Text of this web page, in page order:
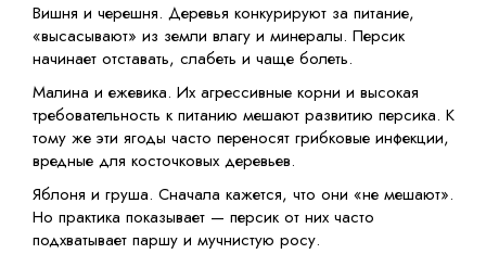
Вишня и черешня. Деревья конкурируют за питание,
«высасывают» из земли влагу и минералы. Персик
начинает отставать, слабеть и чаще болеть.
Малина и ежевика. Их агрессивные корни и высокая
требовательность к питанию мешают развитию персика. К
тому же эти ягоды часто переносят грибковые инфекции,
вредные для косточковых деревьев.
Яблоня и груша. Сначала кажется, что они «не мешают».
Но практика показывает — персик от них часто
подхватывает паршу и мучнистую росу.